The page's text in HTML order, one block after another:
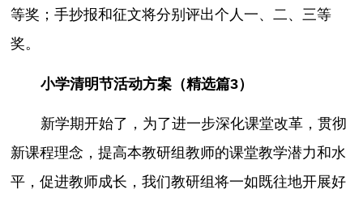
等奖；手抄报和征文将分别评出个人一、二、三等
奖。
小学清明节活动方案（精选篇3）
新学期开始了，为了进一步深化课堂改革，贯彻
新课程理念，提高本教研组教师的课堂教学潜力和水
平，促进教师成长，我们教研组将一如既往地开展好